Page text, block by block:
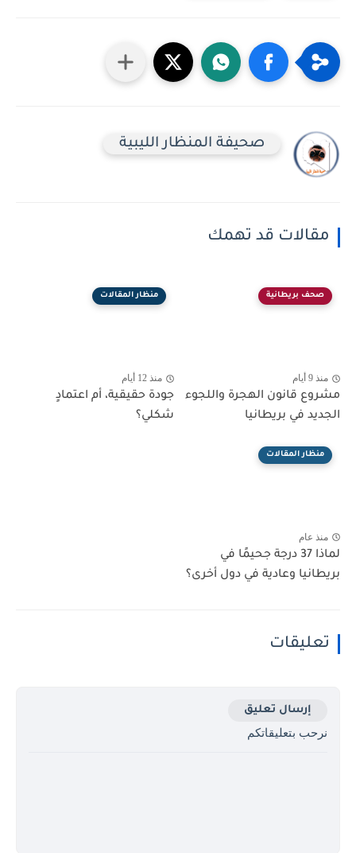
صحيفة المنظار الليبية
مقالات قد تهمك
صحف بريطانية
منذ 9 أيام
مشروع قانون الهجرة واللجوء
الجديد في بريطانيا
منظار المقالات
منذ 12 أيام
جودة حقيقية، أم اعتمادٍ
شكلي؟
منظار المقالات
منذ عام
لماذا 37 درجة جحيمًا في
بريطانيا وعادية في دول أخرى؟
تعليقات
إرسال تعليق
نرحب بتعليقاتكم